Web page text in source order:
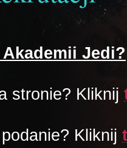
Jedi?
stronie? Kliknij
Kliknij